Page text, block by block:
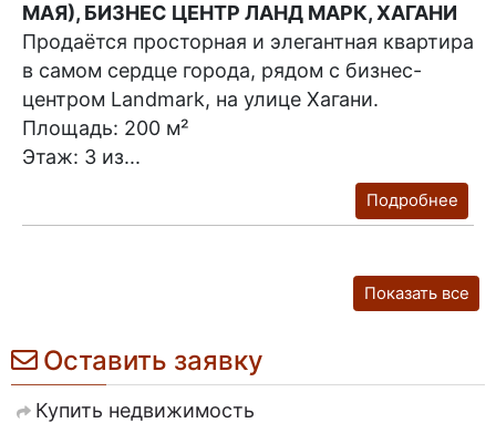
Оставить заявку
Купить недвижимость
МАЯ), БИЗНЕС ЦЕНТР ЛАНД МАРК, ХАГАНИ
Продаётся просторная и элегантная квартира
в самом сердце города, рядом с бизнес-
центром Landmark, на улице Хагани.
Площадь: 200 м²
Этаж: 3 из...
Подробнее
Показать все